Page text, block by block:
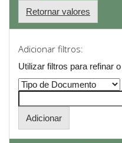
Retornar valores
Adicionar filtros:
Utilizar filtros para refinar